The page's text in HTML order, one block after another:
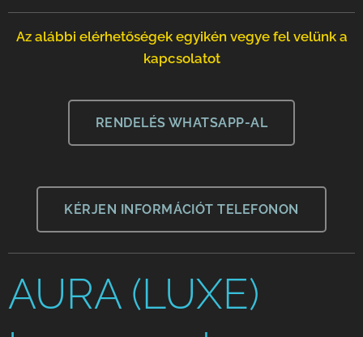
Az alábbi elérhetőségek egyikén vegye fel velünk a
kapcsolatot
RENDELÉS WHATSAPP-AL
KÉRJEN INFORMÁCIÓT TELEFONON
AURA (LUXE)